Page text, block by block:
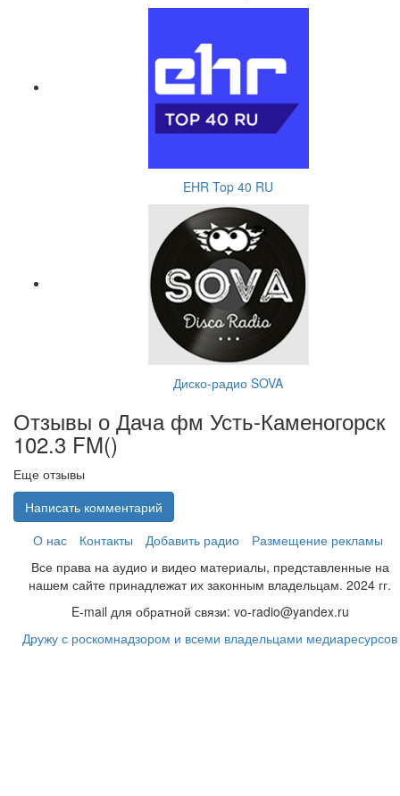
EHR Top 40 RU
Диско-радио SOVA
Отзывы о Дача фм Усть-Каменогорск
102.3 FM()
Еще отзывы
Написать комментарий
О нас
Контакты Добавить радио
Размещение рекламы
Все права на аудио и видео материалы, представленные на
нашем сайте принадлежат их законным владельцам. 2024 гг.
E-mail для обратной связи: vo-radio@yandex.ru
Дружу с роскомнадзором и всеми владельцами медиаресурсов